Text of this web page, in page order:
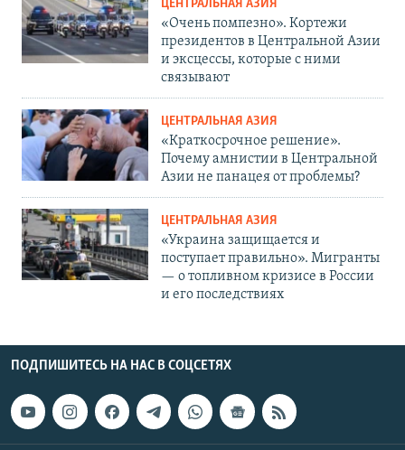
ЦЕНТРАЛЬНАЯ АЗИЯ
«Очень помпезно». Кортежи
президентов в Центральной Азии
и эксцессы, которые с ними
связывают
ЦЕНТРАЛЬНАЯ АЗИЯ
«Краткосрочное решение».
Почему амнистии в Центральной
Азии не панацея от проблемы?
ЦЕНТРАЛЬНАЯ АЗИЯ
«Украина защищается и
поступает правильно». Мигранты
— о топливном кризисе в России
и его последствиях
ПОДПИШИТЕСЬ НА НАС В СОЦСЕТЯХ